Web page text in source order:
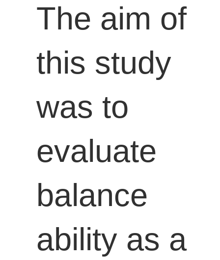
The aim of
this study
was to
evaluate
balance
ability as a